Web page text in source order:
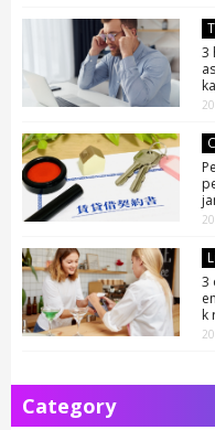
3
3
k
Category